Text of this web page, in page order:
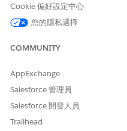
為生命科學客戶參與建立自
透過複製系統管理員設定檔,為
進入「設定」,使用「快速
按一下「系統管理員」設定
在「設定檔名稱」中,輸入
定檔名稱中包含底線。
儲存您的變更。
Cookie 偏好設定中心
您的隱私選擇
COMMUNITY
AppExchange
Salesforce 管理員
Salesforce 開發人員
Trailhead